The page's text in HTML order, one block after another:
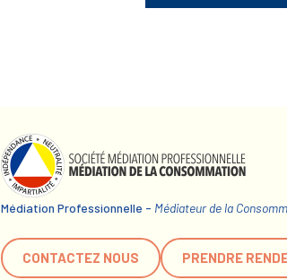
Médiation Professionnelle - Médiateur de la
CONTACTEZ NOUS PRENDRE